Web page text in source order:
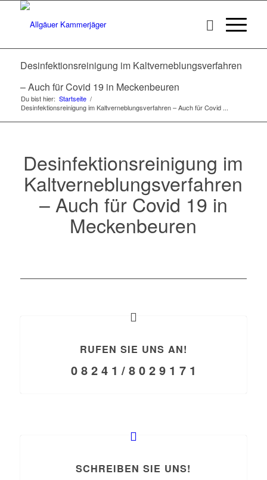
Desinfektionsreinigung im Kaltverneblungsverfahren
– Auch für Covid 19 in Meckenbeuren
Du bist hier: Startseite /
Desinfektionsreinigung im Kaltverneblungsverfahren – Auch für Covid ...
Desinfektionsreinigung im
Kaltverneblungsverfahren
– Auch für Covid 19 in
Meckenbeuren
RUFEN SIE UNS AN!
0 8 2 4 1 / 8 0 2 9 1 7 1
SCHREIBEN SIE UNS!